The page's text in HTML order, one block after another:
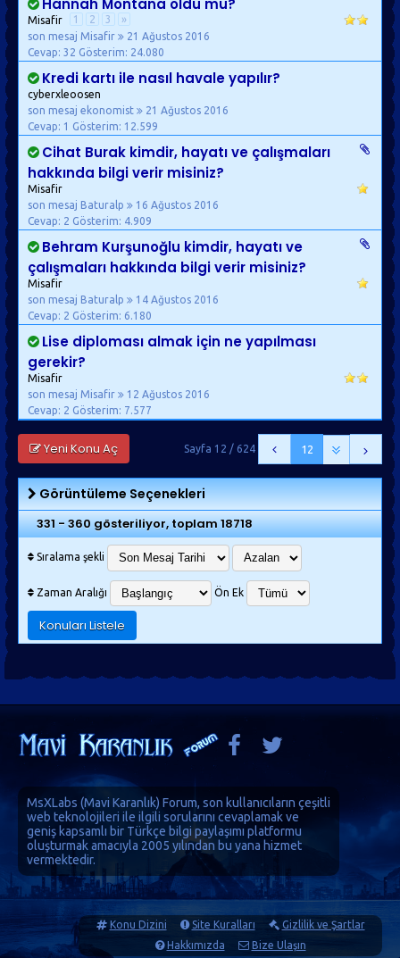
Hannah Montana öldü mü?
Misafir 1 2 3
»
son mesaj Misafir
21 Ağustos 2016
Cevap: 32 Gösterim: 24.080
Kredi kartı ile nasıl havale yapılır?
cyberxleoosen
son mesaj ekonomist
21 Ağustos 2016
Cevap: 1 Gösterim: 12.599
Cihat Burak kimdir, hayatı ve çalışmaları
hakkında bilgi verir misiniz?
Misafir
son mesaj Baturalp
16 Ağustos 2016
Cevap: 2 Gösterim: 4.909
Behram Kurşunoğlu kimdir, hayatı ve
çalışmaları hakkında bilgi verir misiniz?
Misafir
son mesaj Baturalp
14 Ağustos 2016
Cevap: 2 Gösterim: 6.180
Lise diploması almak için ne yapılması
gerekir?
Misafir
son mesaj Misafir
12 Ağustos 2016
Cevap: 2 Gösterim: 7.577
Yeni Konu Aç 12
Sayfa 12 / 624
Görüntüleme Seçenekleri
331 - 360 gösteriliyor, toplam 18718
Sıralama şekli
Zaman Aralığı Ön Ek
MsXLabs (Mavi Karanlık) Forum, son kullanıcıların çeşitli
web teknolojileri ile ilgili sorularını cevaplamak ve
geniş kapsamlı bir Türkçe bilgi paylaşımı platformu
oluşturmak amacıyla 2005 yılından bu yana hizmet
vermektedir.
Konu Dizini Site Kuralları
Gizlilik ve Şartlar
Hakkımızda
Bize Ulaşın